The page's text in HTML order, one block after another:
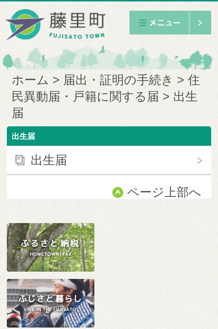
ホーム 届出・証明の手続き
住
民異動届・戸籍に関する届
出生
届
出生届
出生届
ページ上部へ